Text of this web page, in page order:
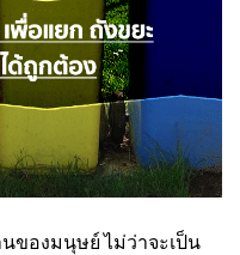
ของมนุษย์ ไม่ว่าจะเป็น